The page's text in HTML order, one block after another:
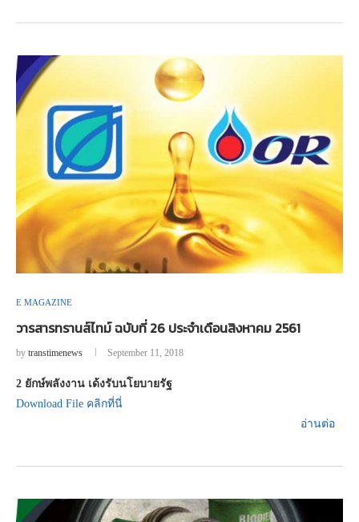
E MAGAZINE
วารสารทรานส์ไทม์ ฉบับที่ 26 ประจำเดือนสิงหาคม 2561
by transtimenews September 11, 2018
2 ยักษ์พลังงาน เด้งรับนโยบายรัฐ
Download File คลิกที่นี่
อ่านต่อ